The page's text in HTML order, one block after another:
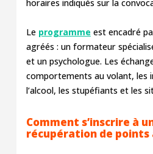
horaires indiqués sur la
Le programme est encadré
agréés : un formateur
et un psychologue. Les
comportements au volant, les
l’alcool, les stupéfiants et les
Comment s’inscrire à
récupération de points